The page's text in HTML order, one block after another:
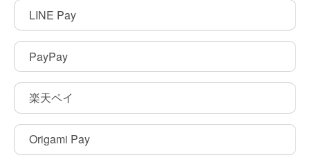
LINE Pay
PayPay
楽天ペイ
Origami Pay